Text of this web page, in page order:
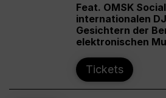
Feat. OMSK
internationalen
Gesichtern der
elektronischen
Tickets